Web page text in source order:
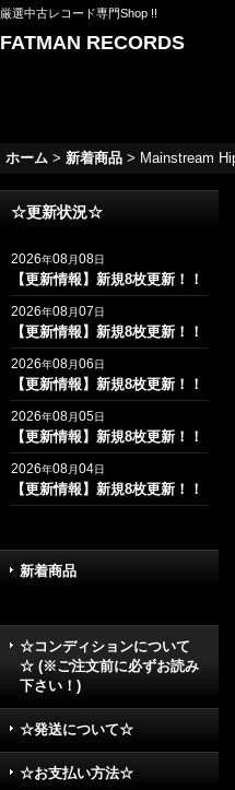
厳選中古レコード専門Shop !!
FATMAN RECORDS
ホーム > 新着商品 > Mainstream
☆更新状況☆
2026年08月08日
【更新情報】新規8枚更新！！
2026年08月07日
【更新情報】新規8枚更新！！
2026年08月06日
【更新情報】新規8枚更新！！
2026年08月05日
【更新情報】新規8枚更新！！
2026年08月04日
【更新情報】新規8枚更新！！
新着商品
☆コンディションについて
☆ (※ご注文前に必ずお読み
下さい！)
☆発送について☆
☆お支払い方法☆